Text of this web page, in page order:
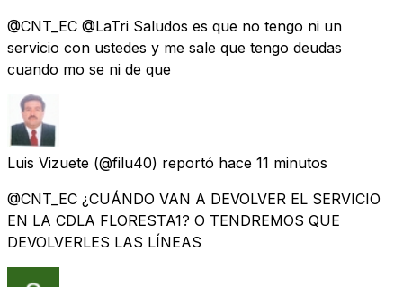
@CNT_EC @LaTri Saludos es que no tengo ni un
servicio con ustedes y me sale que tengo deudas
cuando mo se ni de que
Luis Vizuete (@filu40) reportó hace 11 minutos
@CNT_EC ¿CUÁNDO VAN A DEVOLVER EL SERVICIO
EN LA CDLA FLORESTA1? O TENDREMOS QUE
DEVOLVERLES LAS LÍNEAS